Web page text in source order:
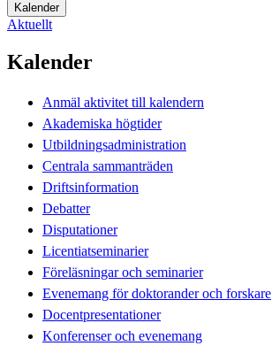
Kalender
Aktuellt
Kalender
Anmäl aktivitet till kalendern
Akademiska högtider
Utbildningsadministration
Centrala sammanträden
Driftsinformation
Debatter
Disputationer
Licentiatseminarier
Föreläsningar och seminarier
Evenemang för doktorander och forskare
Docentpresentationer
Konferenser och evenemang